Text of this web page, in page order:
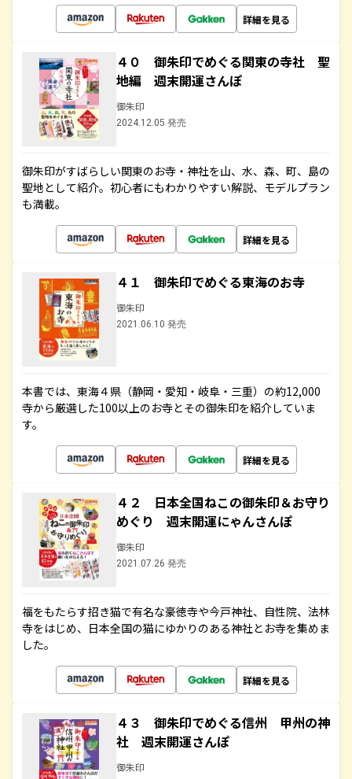
詳細を見る
４０ 御朱印でめぐる関東の寺社 聖
地編 週末開運さんぽ
御朱印
2024.12.05 発売
御朱印がすばらしい関東のお寺・神社を山、水、森、町、島の
聖地として紹介。初心者にもわかりやすい解説、モデルプラン
も満載。
詳細を見る
４１ 御朱印でめぐる東海のお寺
御朱印
2021.06.10 発売
本書では、東海４県（静岡・愛知・岐阜・三重）の約12,000
寺から厳選した100以上のお寺とその御朱印を紹介していま
す。
詳細を見る
４２ 日本全国ねこの御朱印＆お守り
めぐり 週末開運にゃんさんぽ
御朱印
2021.07.26 発売
福をもたらす招き猫で有名な豪徳寺や今戸神社、自性院、法林
寺をはじめ、日本全国の猫にゆかりのある神社とお寺を集めま
した。
詳細を見る
４３ 御朱印でめぐる信州 甲州の神
社 週末開運さんぽ
御朱印